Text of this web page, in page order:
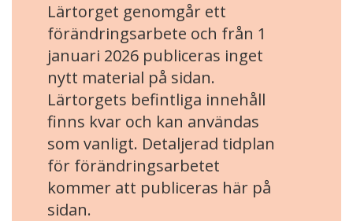
Lärtorget genomgår ett
förändringsarbete och från 1
januari 2026 publiceras inget
nytt material på sidan.
Lärtorgets befintliga innehåll
finns kvar och kan användas
som vanligt. Detaljerad tidplan
för förändringsarbetet
kommer att publiceras här på
sidan.